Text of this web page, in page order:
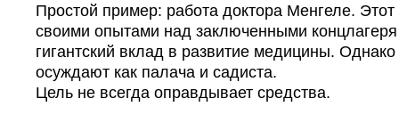
Простой пример: работа доктора Менгеле. Этот
своими опытами над заключенными
гигантский вклад в развитие медицины. Однако
осуждают как палача и садиста.
Цель не всегда оправдывает средства.